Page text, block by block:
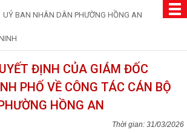
UỶ BAN NHÂN DÂN PHƯỜNG HỒNG AN
ĐỊNH CỦA GIÁM ĐỐC
PHỐ VỀ CÔNG TÁC CÁN BỘ
HỒNG AN
31/03/2026